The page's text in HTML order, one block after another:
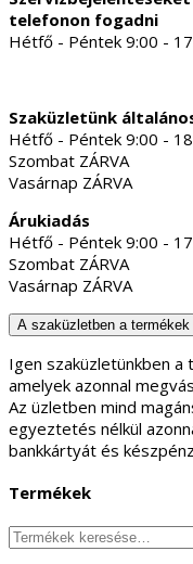
telefonon fogadni
Hétfő - Péntek 9:00 -
Szaküzletünk
Hétfő - Péntek 9:00 -
Szombat ZÁRVA
Vasárnap ZÁRVA
Árukiadás
Hétfő - Péntek 9:00 -
Szombat ZÁRVA
Vasárnap ZÁRVA
A szaküzletben a
Igen szaküzletünkben
amelyek azonnal
Az üzletben mind
egyeztetés nélkül
bankkártyát és
Termékek
Keresés